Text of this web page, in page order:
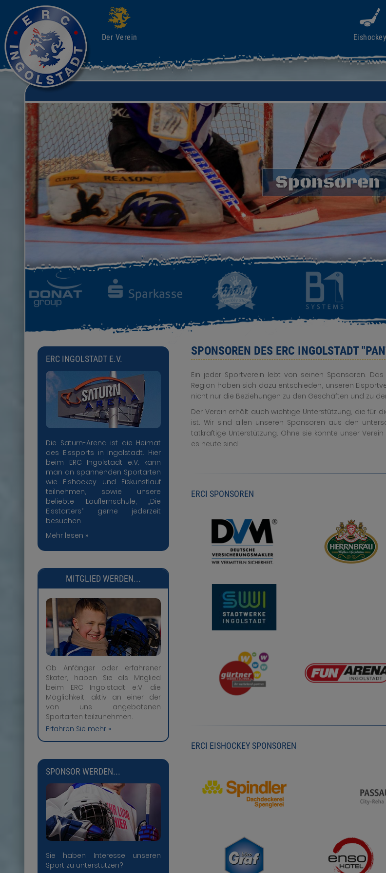
Der Verein Eishockey
ERC INGOLSTADT E.V.
Die Saturn-Arena ist die Heimat
des Eissports in Ingolstadt. Hier
beim ERC Ingolstadt e.V. kann
man an spannenden Sportarten
wie Eishockey und Eiskunstlauf
teilnehmen, sowie unsere
beliebte Lauflernschule, „Die
Eisstarters“ gerne jederzeit
besuchen.
Mehr lesen »
MITGLIED WERDEN...
Ob Anfänger oder erfahrener
Skater, haben Sie als Mitglied
beim ERC Ingolstadt e:V. die
Möglichkeit, aktiv an einer der
von uns angebotenen
Sportarten teilzunehmen.
Erfahren Sie mehr »
SPONSOR WERDEN...
Sie haben Interesse unseren
Sport zu unterstützen?
Sponsoren
SPONSOREN DES ERC INGOLSTADT
Ein jeder Sportverein lebt von seinen Sponsoren.
Region haben sich dazu entschieden, unseren
nicht nur die Beziehungen zu den Geschäften und zu
Der Verein erhält auch wichtige Unterstützung, die für
ist. Wir sind allen unseren Sponsoren aus den
tatkräftige Unterstützung. Ohne sie könnte unser
es heute sind.
ERCI SPONSOREN
ERCI EISHOCKEY SPONSOREN